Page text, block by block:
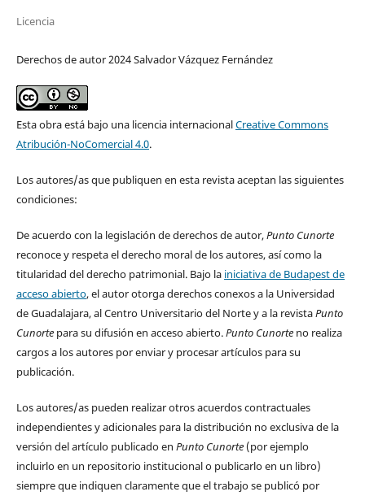
Licencia
Derechos de autor 2024 Salvador Vázquez Fernández
Esta obra está bajo una licencia internacionalCreative Commons
Atribución-NoComercial 4.0.
Los autores/as que publiquen en esta revista aceptan las siguientes
condiciones:
De acuerdo con la legislación de derechos de autor,Punto Cunorte
reconoce y respeta el derecho moral de los autores, así como la
titularidad del derecho patrimonial. Bajo la iniciativa de Budapest de
acceso abierto, el autor otorga derechos conexos a la Universidad
de Guadalajara, al Centro Universitario del Norte y a la revistaPunto
Cunortepara su difusión en acceso abierto.Punto Cunorteno realiza
cargos a los autores por enviar y procesar artículos para su
publicación.
Los autores/as pueden realizar otros acuerdos contractuales
independientes y adicionales para la distribución no exclusiva de la
versión del artículo publicado en Punto Cunorte(por ejemplo
incluirlo en un repositorio institucional o publicarlo en un libro)
siempre que indiquen claramente que el trabajo se publicó por